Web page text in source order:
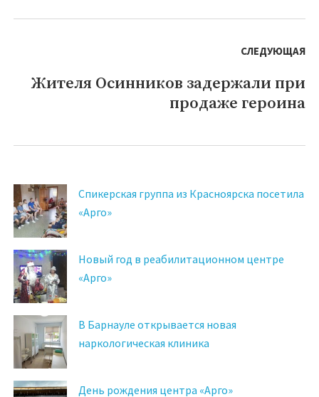
СЛЕДУЮЩАЯ
Следующая
Жителя Осинников задержали при
продаже героина
Спикерская группа из Красноярска посетила
«Арго»
Новый год в реабилитационном центре
«Арго»
В Барнауле открывается новая
наркологическая клиника
День рождения центра «Арго»